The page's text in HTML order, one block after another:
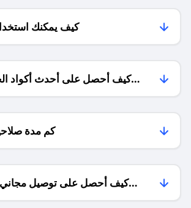
كيف يمكنك
كيف أحصل على أحدث أكواد
كم مدة
كيف أحصل على توصيل